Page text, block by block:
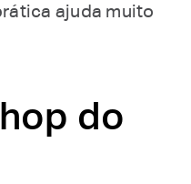
ajuda muito
do